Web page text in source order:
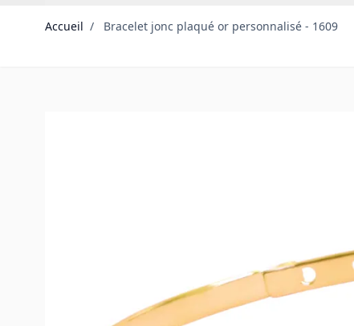
Accueil / Bracelet jonc plaqué or personnalisé - 1609